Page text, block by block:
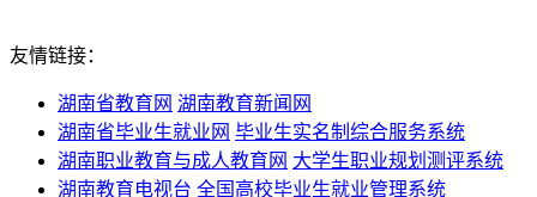
友情链接：
湖南省教育网 湖南教育新闻网
湖南省毕业生就业网 毕业生实名制综合服务系统
湖南职业教育与成人教育网 大学生职业规划测评系统
湖南教育电视台 全国高校毕业生就业管理系统